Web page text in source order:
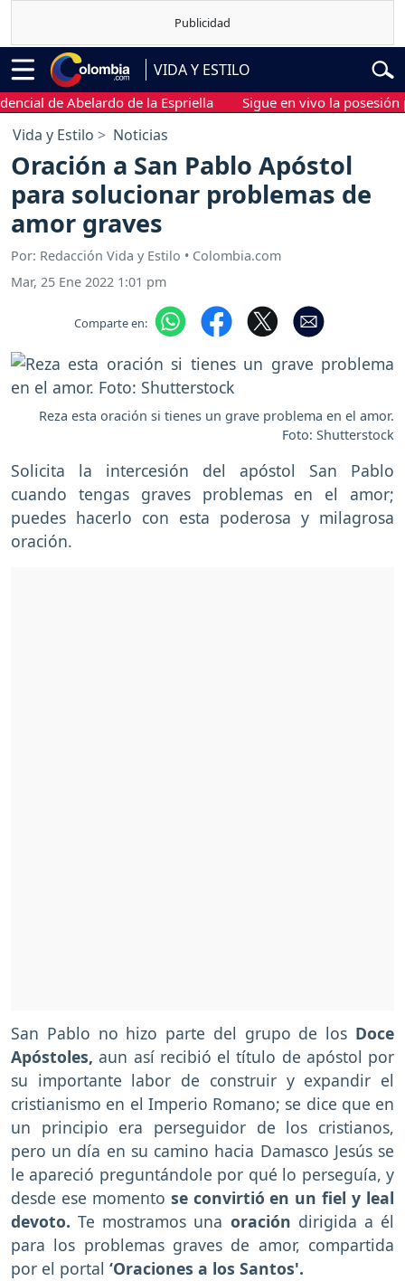
VIDA Y ESTILO
de Abelardo de la Espriella Sigue en vivo la posesión
Vida y Estilo Noticias
Oración a San Pablo Apóstol
para solucionar problemas de
amor graves
Por: Redacción Vida y Estilo • Colombia.com
Mar, 25 Ene 2022 1:01 pm
Comparte en:
Reza esta oración si tienes un grave problema en el amor.
Foto: Shutterstock
Solicita la intercesión del apóstol San Pablo
cuando tengas graves problemas en el amor;
puedes hacerlo con esta poderosa y milagrosa
oración.
San Pablo no hizo parte del grupo de los Doce
Apóstoles,aun así recibió el título de apóstol por
su importante labor de construir y expandir el
cristianismo en el Imperio Romano; se dice que en
un principio era perseguidor de los cristianos,
pero un día en su camino hacia Damasco Jesús se
le apareció preguntándole por qué lo perseguía, y
desde ese momento se convirtió en un fiel y leal
devoto. Te mostramos una oración dirigida a él
para los problemas graves de amor, compartida
por el portal ‘Oraciones a los Santos'.